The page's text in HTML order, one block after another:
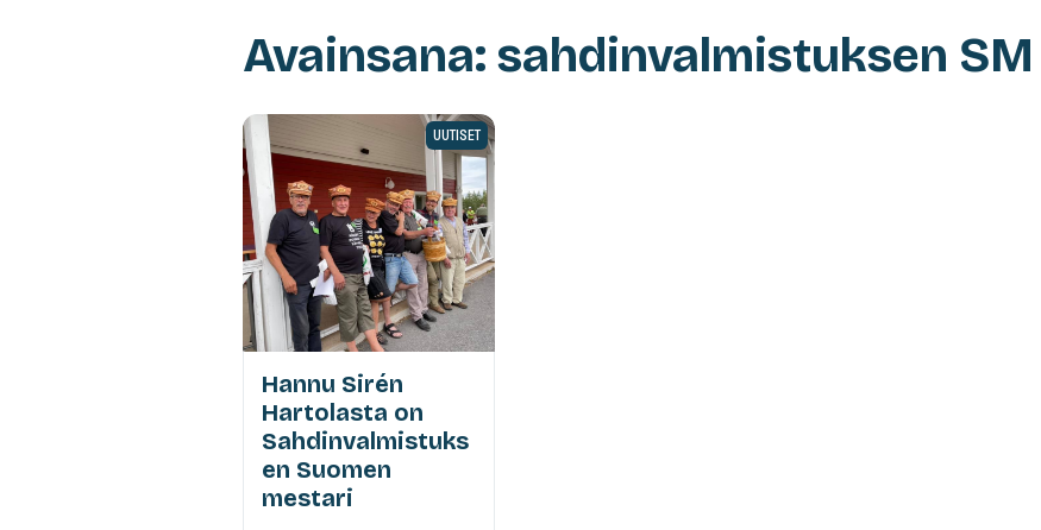
Avainsana: sahdinvalmistuksen SM
UUTISET
Hannu Sirén
Hartolasta on
Sahdinvalmistuks
en Suomen
mestari